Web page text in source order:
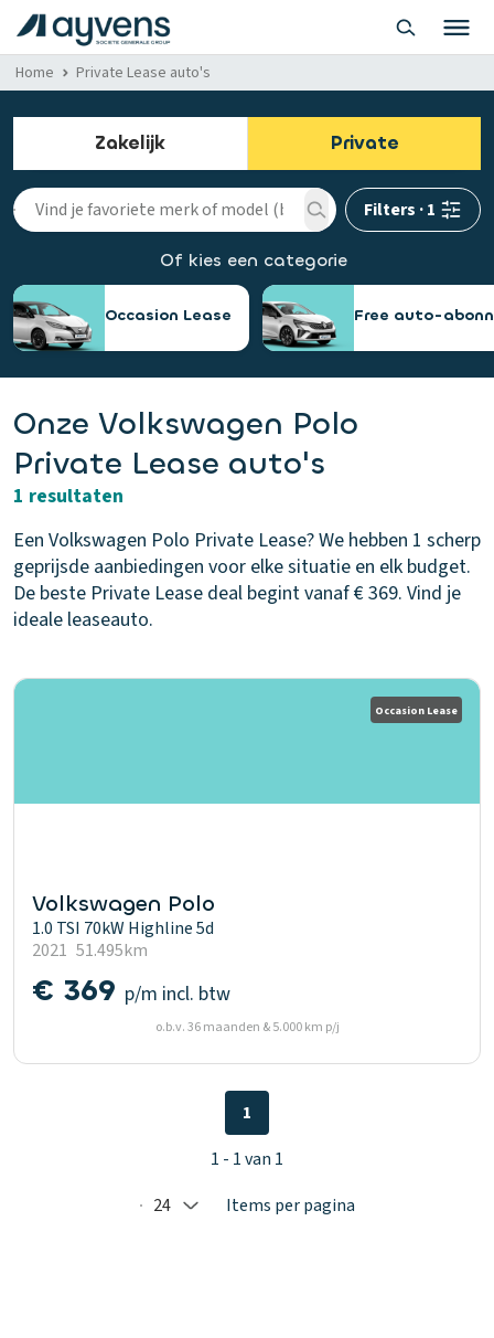
Home Private Lease auto's
Zakelijk Private
Filters ·1
Of kies een categorie
Occasion Lease Free auto-
Onze Volkswagen Polo
Private Lease auto's
1 resultaten
Een Volkswagen Polo Private Lease? We hebben 1 scherp
geprijsde aanbiedingen voor elke situatie en elk budget.
De beste Private Lease deal begint vanaf € 369. Vind je
ideale leaseauto.
Occasion Lease
Volkswagen Polo
1.0 TSI 70kW Highline 5d
2021 51.495km
€ 369 p/m incl. btw
o.b.v. 36 maanden & 5.000 km p/j
Selected: 24
24 Items per pagina
1
1 - 1 van 1